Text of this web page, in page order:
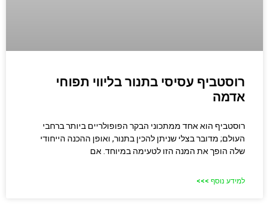
רוסטביף עסיסי בתנור בליווי תפוחי
אדמה
רוסטביף הוא אחד ממתכוני הבקר הפופולריים ביותר ברחבי
העולם; מדובר בצלי שניתן להכין בתנור, ואופן ההכנה הייחודי
שלה הופך את המנה הזו לטעימה במיוחד. אם
למידע נוסף >>>